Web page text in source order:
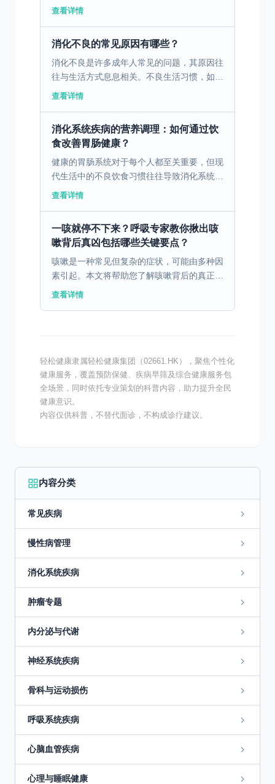
这些饮食习惯会导致胃肠蠕动减慢，粪便变得
查看详情
消化不良的常见原因有哪些？
消化不良是许多成年人常见的问题，其原因往
往与生活方式息息相关。不良生活习惯，如不
规律的作息和饮食习惯，可能导致胃肠功能失
查看详情
消化系统疾病的营养调理：如何通过饮
食改善胃肠健康？
健康的胃肠系统对于每个人都至关重要，但现
代生活中的不良饮食习惯往往导致消化系统疾
病的高发。通过科学合理的饮食调理，可以有
查看详情
一咳就停不下来？呼吸专家教你揪出咳
嗽背后真凶包括哪些关键要点？
咳嗽是一种常见但复杂的症状，可能由多种因
素引起。本文将帮助您了解咳嗽背后的真正原
因，并提供有效的应对方法。 一、咳嗽的主
查看详情
轻松健康隶属轻松健康集团（02661.HK），聚焦个性化
健康服务，覆盖预防保健、疾病早筛及综合健康服务包
全场景，同时依托专业策划的科普内容，助力提升全民
健康意识。
内容仅供科普，不替代面诊，不构成诊疗建议。
内容分类
常见疾病
慢性病管理
消化系统疾病
肿瘤专题
内分泌与代谢
神经系统疾病
骨科与运动损伤
呼吸系统疾病
心脑血管疾病
心理与睡眠健康